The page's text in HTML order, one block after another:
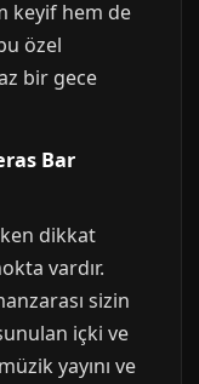
keyif hem de
özel
bir gece
Bar
dikkat
vardır.
sizin
içki ve
yayını ve